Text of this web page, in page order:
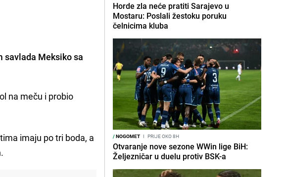
savlada Meksiko sa
na meču i probio
imaju po tri boda, a
Horde zla neće pratiti Sarajevo u
Mostaru: Poslali žestoku poruku
čelnicima kluba
/NOGOMET I PRIJE OKO 8H
Otvaranje nove sezone WWin lige BiH:
Željezničar u duelu protiv BSK-a